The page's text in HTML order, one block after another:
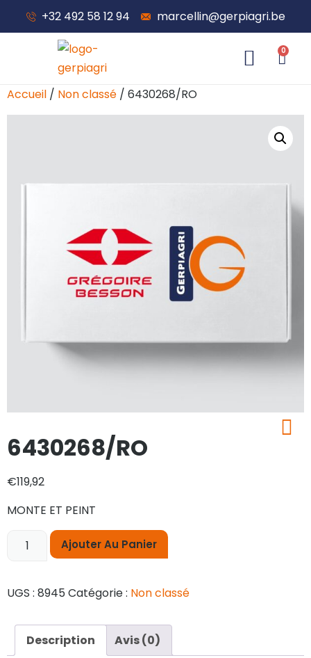
+32 492 58 12 94 marcellin@gerpiagri.be
0
Accueil / Non classé / 6430268/RO
6430268/RO
€119,92
MONTE ET PEINT
Ajouter Au Panier
UGS : 8945 Catégorie : Non classé
Description Avis (0)